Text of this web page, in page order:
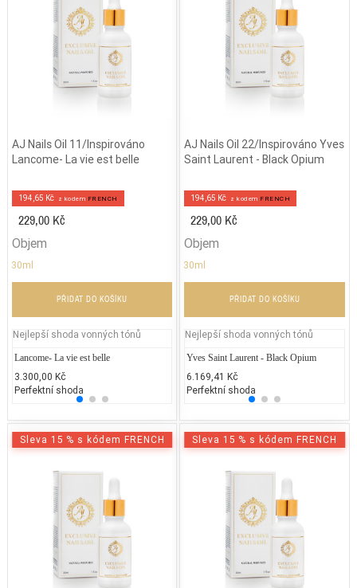
AJ Nails Oil 11/Inspirováno
Lancome- La vie est belle
194,65 Kč z kodem FRENCH
229,00 Kč
Objem
30ml
PŘIDAT DO KOŠÍKU
Nejlepší shoda vonných tónů
Lancome- La vie est belle
3.300,00 Kč
Perfektní shoda
Repetto - Dance with Repetto
2.037,89 Kč
25% běžných vonných tónů
AJ Nails Oil 22/Inspirováno Yves
Saint Laurent - Black Opium
194,65 Kč z kodem FRENCH
229,00 Kč
Objem
30ml
PŘIDAT DO KOŠÍKU
Nejlepší shoda vonných tónů
Yves Saint Laurent - Black Opium
6.169,41 Kč
Perfektní shoda
Sleva 15 % s kódem FRENCH Sleva 15 % s kódem FRENCH